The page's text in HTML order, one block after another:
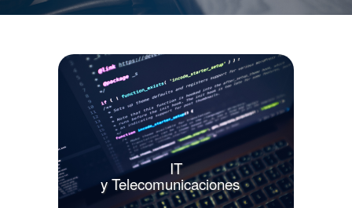
IT
y Telecomunicaciones